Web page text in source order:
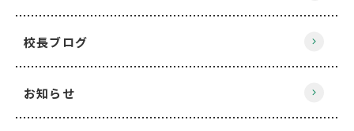
校長ブログ
お知らせ